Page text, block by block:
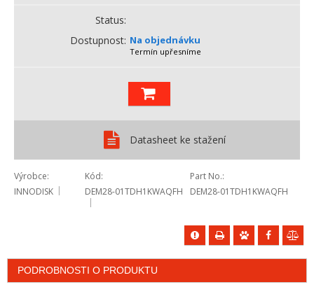
Status
Dostupnost Na objednávku
Termín upřesníme
Datasheet ke stažení
Výrobce
INNODISK
Kód
DEM28-01TDH1KWAQFH
Part No.
DEM28-01TDH1KWAQFH
PODROBNOSTI O PRODUKTU